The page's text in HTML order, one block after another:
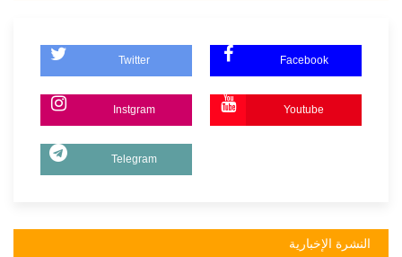
Twitter Facebook
Instgram Youtube
Telegram
النشرة الإخبارية